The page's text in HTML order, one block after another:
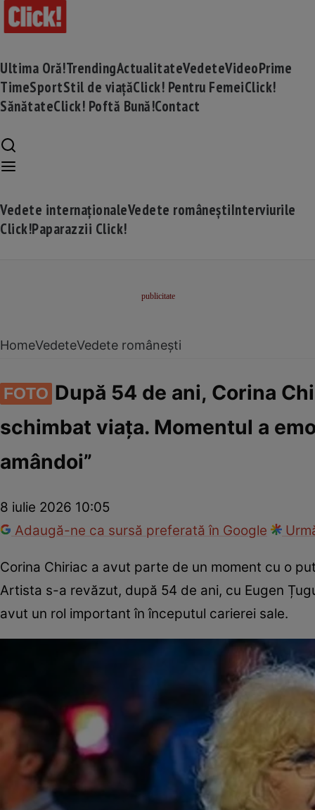
Ultima Oră!TrendingActualitateVedeteVideoPrime
TimeSportStil de viațăClick! Pentru FemeiClick!
SănătateClick! Poftă Bună!Contact
Vedete internaționaleVedete româneștiInterviurile
Click!Paparazzii Click!
HomeVedeteVedete românești
FOTO După 54 de ani, Corina
schimbat viața. Momentul a
amândoi”
8 iulie 2026 10:05
Adaugă-ne ca sursă preferată în Google
Corina Chiriac a avut parte de un moment cu o
Artista s-a revăzut, după 54 de ani, cu Eugen
avut un rol important în începutul carierei sale.